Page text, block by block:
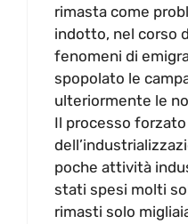
rimasta come
indotto, nel corso
fenomeni di
spopolato le
ulteriormente le
Il processo forzato
poche attività
stati spesi molti
rimasti solo